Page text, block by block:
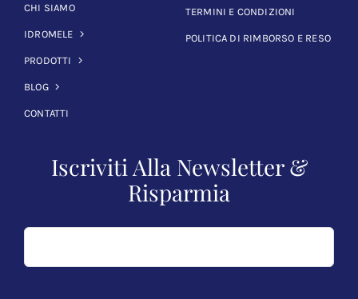
CHI SIAMO
IDROMELE
PRODOTTI
BLOG
CONTATTI
TERMINI E CONDIZIONI
POLITICA DI RIMBORSO E RESO
Iscriviti Alla Newsletter &
Risparmia